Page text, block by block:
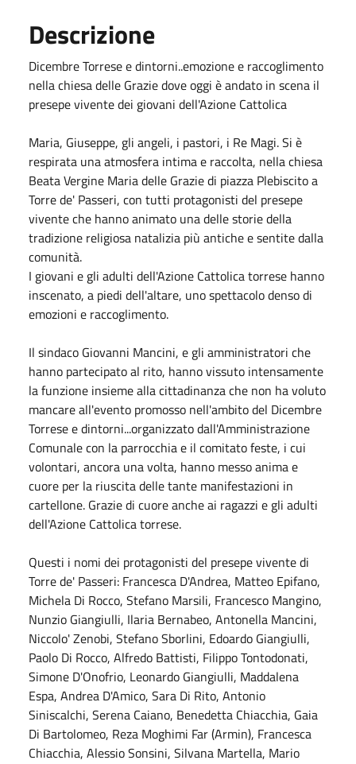
Descrizione
Dicembre Torrese e dintorni..emozione e raccoglimento
nella chiesa delle Grazie dove oggi è andato in scena il
presepe vivente dei giovani dell'Azione Cattolica
Maria, Giuseppe, gli angeli, i pastori, i Re Magi. Si è
respirata una atmosfera intima e raccolta, nella chiesa
Beata Vergine Maria delle Grazie di piazza Plebiscito a
Torre de' Passeri, con tutti protagonisti del presepe
vivente che hanno animato una delle storie della
tradizione religiosa natalizia più antiche e sentite dalla
comunità.
I giovani e gli adulti dell'Azione Cattolica torrese hanno
inscenato, a piedi dell'altare, uno spettacolo denso di
emozioni e raccoglimento.
Il sindaco Giovanni Mancini, e gli amministratori che
hanno partecipato al rito, hanno vissuto intensamente
la funzione insieme alla cittadinanza che non ha voluto
mancare all'evento promosso nell'ambito del Dicembre
Torrese e dintorni...organizzato dall'Amministrazione
Comunale con la parrocchia e il comitato feste, i cui
volontari, ancora una volta, hanno messo anima e
cuore per la riuscita delle tante manifestazioni in
cartellone. Grazie di cuore anche ai ragazzi e gli adulti
dell'Azione Cattolica torrese.
Questi i nomi dei protagonisti del presepe vivente di
Torre de' Passeri: Francesca D'Andrea, Matteo Epifano,
Michela Di Rocco, Stefano Marsili, Francesco Mangino,
Nunzio Giangiulli, Ilaria Bernabeo, Antonella Mancini,
Niccolo' Zenobi, Stefano Sborlini, Edoardo Giangiulli,
Paolo Di Rocco, Alfredo Battisti, Filippo Tontodonati,
Simone D'Onofrio, Leonardo Giangiulli, Maddalena
Espa, Andrea D'Amico, Sara Di Rito, Antonio
Siniscalchi, Serena Caiano, Benedetta Chiacchia, Gaia
Di Bartolomeo, Reza Moghimi Far (Armin), Francesca
Chiacchia, Alessio Sonsini, Silvana Martella, Mario